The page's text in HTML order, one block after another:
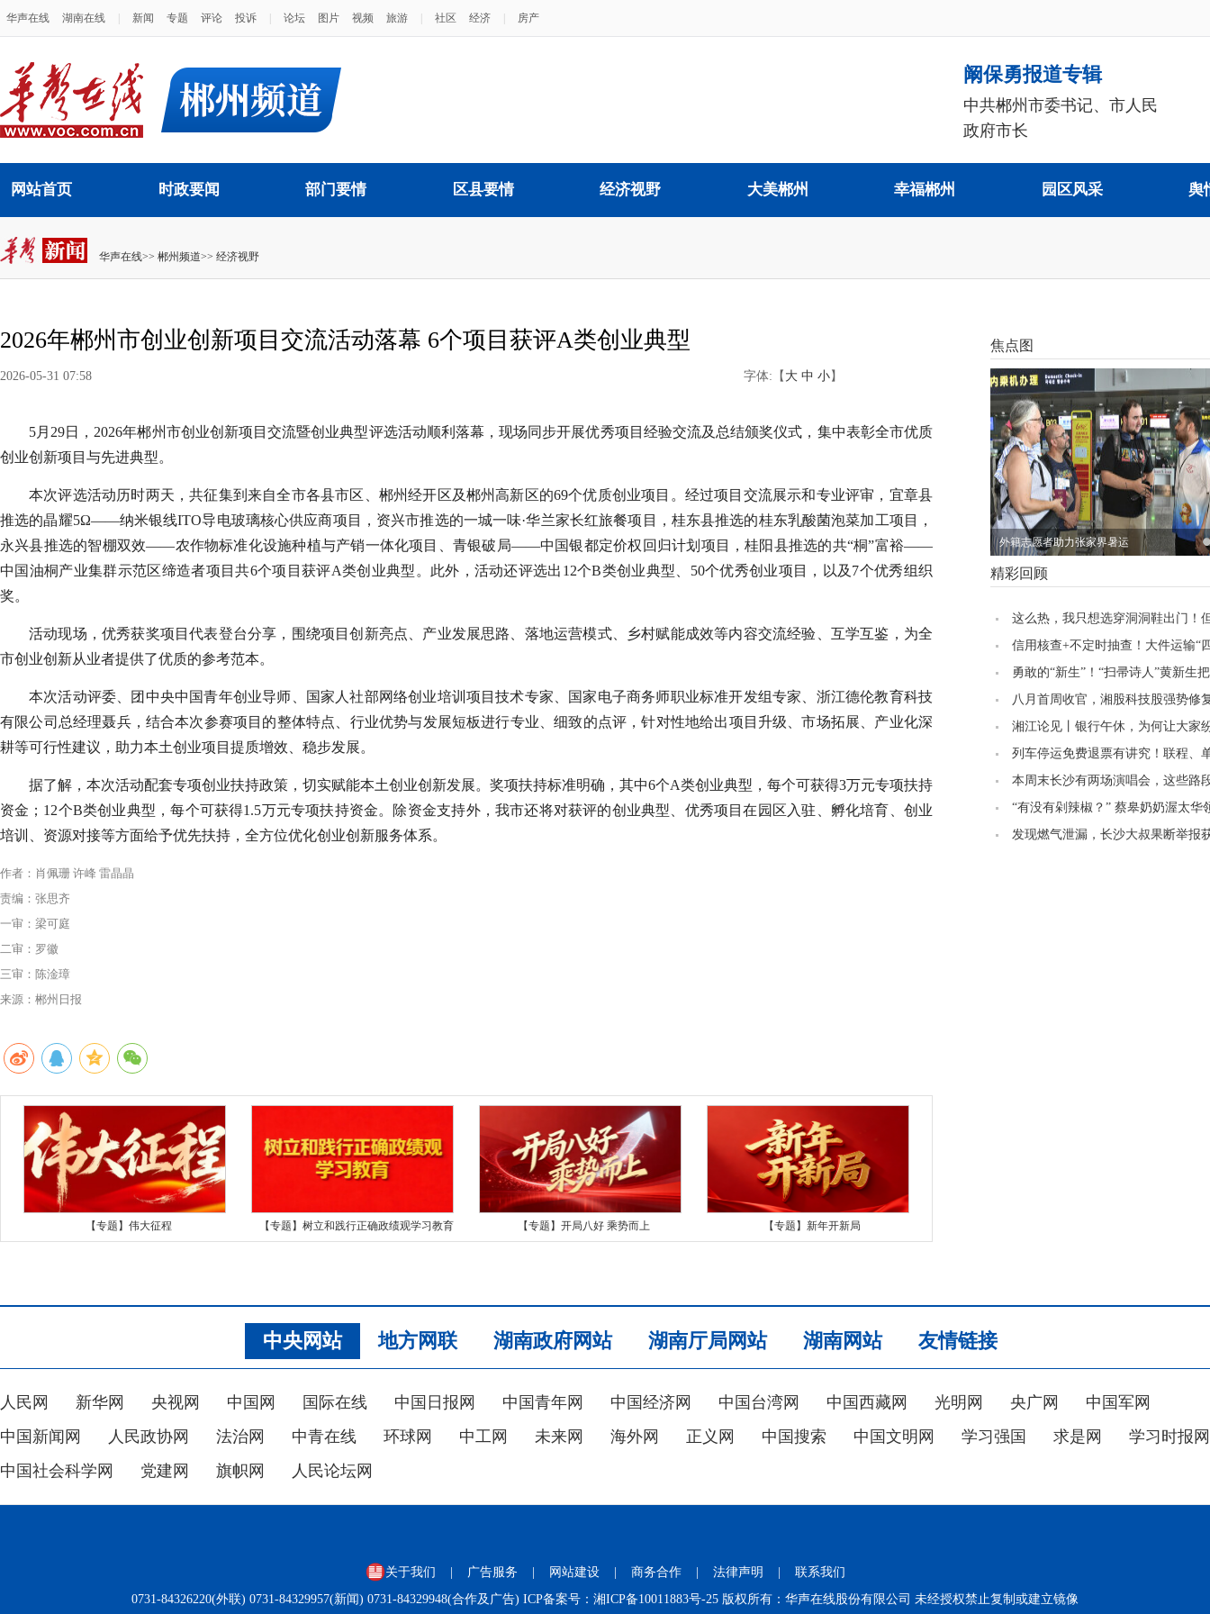
华声在线 湖南在线 新闻 专题 评论 投诉 论坛 图片 视频 旅游 社区 经济 房产
阚保勇报道专辑
中共郴州市委书记、市人民
政府市长
网站首页 时政要闻 部门要情 区县要情 经济视野 大美郴州 幸福郴州 园区风采 舆
华声在线>> 郴州频道>> 经济视野
2026年郴州市创业创新项目交流活动落幕 6个项目获评A类创业典型
2026-05-31 07:58 字体:【 大 中 小】
5月29日，2026年郴州市创业创新项目交流暨创业典型评选活动顺利落幕，现场同步开展优秀项目经验交流及总结颁奖仪式，集中表彰全市优质
创业创新项目与先进典型。
本次评选活动历时两天，共征集到来自全市各县市区、郴州经开区及郴州高新区的69个优质创业项目。经过项目交流展示和专业评审，宜章县
推选的晶耀5Ω——纳米银线ITO导电玻璃核心供应商项目，资兴市推选的一城一味·华兰家长红旅餐项目，桂东县推选的桂东乳酸菌泡菜加工项目，
永兴县推选的智棚双效——农作物标准化设施种植与产销一体化项目、青银破局——中国银都定价权回归计划项目，桂阳县推选的共“桐”富裕——
中国油桐产业集群示范区缔造者项目共6个项目获评A类创业典型。此外，活动还评选出12个B类创业典型、50个优秀创业项目，以及7个优秀组织
奖。
活动现场，优秀获奖项目代表登台分享，围绕项目创新亮点、产业发展思路、落地运营模式、乡村赋能成效等内容交流经验、互学互鉴，为全
市创业创新从业者提供了优质的参考范本。
本次活动评委、团中央中国青年创业导师、国家人社部网络创业培训项目技术专家、国家电子商务师职业标准开发组专家、浙江德伦教育科技
有限公司总经理聂兵，结合本次参赛项目的整体特点、行业优势与发展短板进行专业、细致的点评，针对性地给出项目升级、市场拓展、产业化深
耕等可行性建议，助力本土创业项目提质增效、稳步发展。
据了解，本次活动配套专项创业扶持政策，切实赋能本土创业创新发展。奖项扶持标准明确，其中6个A类创业典型，每个可获得3万元专项扶持
资金；12个B类创业典型，每个可获得1.5万元专项扶持资金。除资金支持外，我市还将对获评的创业典型、优秀项目在园区入驻、孵化培育、创业
培训、资源对接等方面给予优先扶持，全方位优化创业创新服务体系。
作者：肖佩珊 许峰 雷晶晶
责编：张思齐
一审：梁可庭
二审：罗徽
三审：陈淦璋
来源：郴州日报
【专题】伟大征程 【专题】树立和践行正确政绩观学习教育 【专题】开局八好 乘势而上 【专题】新年开新局
焦点图
外籍志愿者助力张家界暑运
精彩回顾
这么热，我只想选穿洞洞鞋出门！
家却认为……
信用核查+不定时抽查！大件运输“
负增效
勇敢的“新生”！“扫帚诗人”黄新生
写成诗丨美好湖南推荐官
八月首周收官，湘股科技股强势修
湘江论见丨银行午休，为何让大家
防”
列车停运免费退票有讲究！联程、
操作方式大不同
本周末长沙有两场演唱会，这些路
管制
“有没有剁辣椒？” 蔡皋奶奶渥太华
叨“想吃辣椒”
发现燃气泄漏，长沙大叔果断举报
中央网站 地方网联 湖南政府网站 湖南厅局网站 湖南网站 友情链接
人民网 新华网 央视网 中国网 国际在线 中国日报网 中国青年网 中国经济网 中国台湾网 中国西藏网 光明网 央广网
中国军网
中国新闻网
人民政协网 法治网 中青在线 环球网 中工网 未来网 海外网 正义网 中国搜索 中国文明网 学习强国 求是网
学习时报网
中国社会科学网
党建网 旗帜网 人民论坛网
关于我们 广告服务 网站建设 商务合作 法律声明
联系我们
0731-84326220(外联) 0731-84329957(新闻) 0731-84329948(合作及广告) ICP备案号： 湘ICP备10011883号-25 版权所有：华声在线股份有限公司 未经授权禁止复制或建立镜像